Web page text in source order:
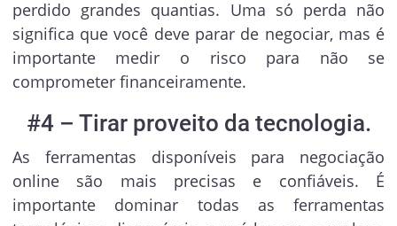
perdido grandes quantias. Uma só perda não
significa que você deve parar de negociar, mas é
importante medir o risco para não se
comprometer financeiramente.
#4 – Tirar proveito da tecnologia.
As ferramentas disponíveis para negociação
online são mais precisas e confiáveis. É
importante dominar todas as ferramentas